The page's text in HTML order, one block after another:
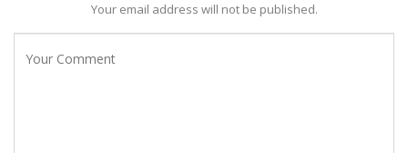
Your email address will not be published.